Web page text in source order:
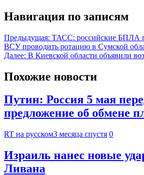
Навигация по записям
Предыдущая: ТАСС: российские БПЛА
ВСУ проводить ротацию в Сумской
Далее: В Киевской области объявили
Похожие новости
Путин: Россия 5 мая
предложение об обмене
RT на русском3 месяца спустя 0
Израиль нанес новые
Ливана